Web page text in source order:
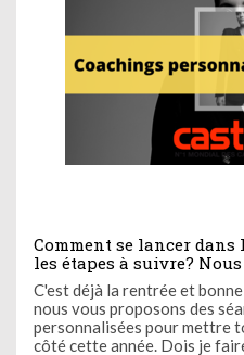
Comment se lancer
les étapes à suivre?
coaching personnalisé à
vos plans d'action
C'est déjà la rentrée et
nous vous proposons des
personnalisées pour mettre
côté cette année. Dois je faire un book photo